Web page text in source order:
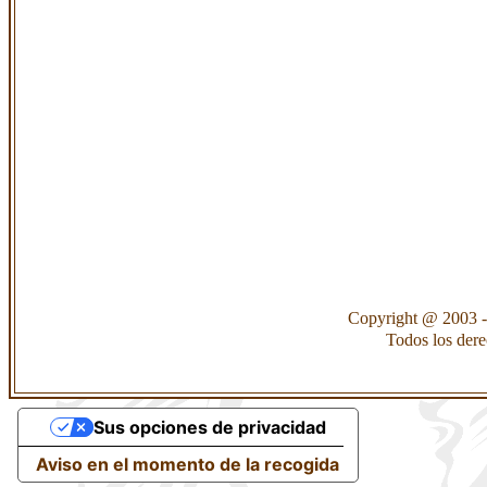
Copyright @ 2003
Todos los
Aviso en el momento de la recogida
Sus opciones de privacidad